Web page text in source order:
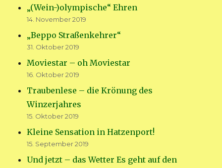
„(Wein-)olympische“ Ehren
14. November 2019
„Beppo Straßenkehrer“
31. Oktober 2019
Moviestar – oh Moviestar
16. Oktober 2019
Traubenlese – die Krönung des
Winzerjahres
15. Oktober 2019
Kleine Sensation in Hatzenport!
15. September 2019
Und jetzt – das Wetter Es geht auf den